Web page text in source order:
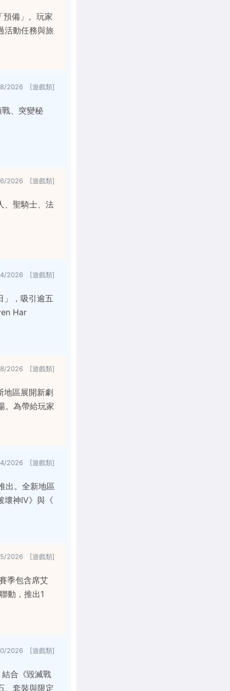
預備」。玩家
活動任務與旅
2026 [遊戲類]
、突變秘
2026 [遊戲類]
、聖騎士、法
2026 [遊戲類]
」，吸引逾五
Har
2026 [遊戲類]
地區展開新劇
。為帶給玩家
2026 [遊戲類]
出。全新地區
壞神IV》與《
2026 [遊戲類]
季包含席艾
動，推出1
2026 [遊戲類]
合《毀滅戰
、套裝與限定